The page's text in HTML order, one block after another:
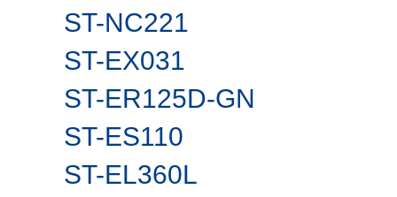
ST-NC221
ST-EX031
ST-ER125D-GN
ST-ES110
ST-EL360L